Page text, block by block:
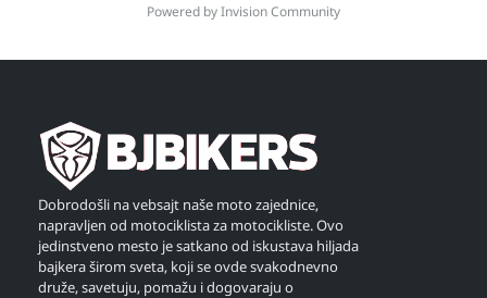
Powered by Invision Community
Dobrodošli na vebsajt naše moto zajednice,
napravljen od motociklista za motocikliste. Ovo
jedinstveno mesto je satkano od iskustava hiljada
bajkera širom sveta, koji se ovde svakodnevno
druže, savetuju, pomažu i dogovaraju o